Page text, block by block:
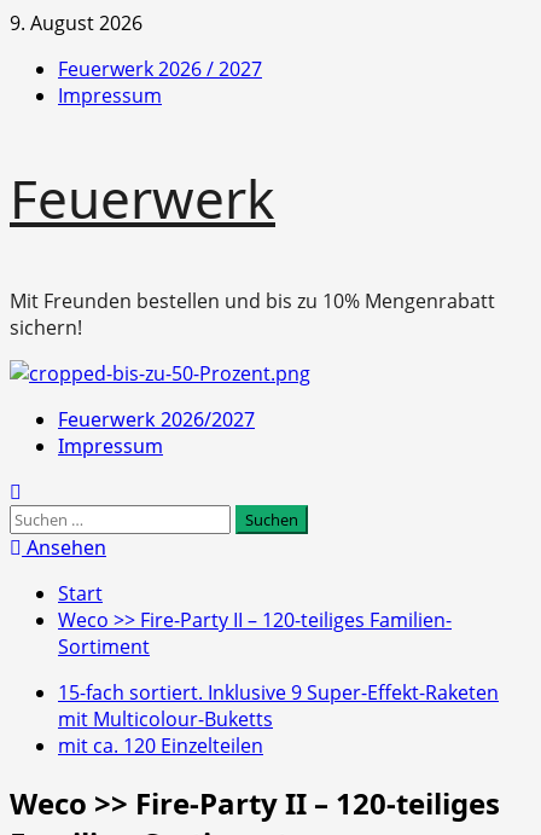
Zum
springen
9. August 2026
Feuerwerk 2026 / 2027
Impressum
Feuerwerk
Mit Freunden bestellen und bis zu 10% Mengenrabatt
sichern!
Primäres
Menü
Feuerwerk 2026/2027
Impressum
Suchen
nach:
Ansehen
Start
Weco >> Fire-Party II – 120-teiliges Familien-
Sortiment
15-fach sortiert. Inklusive 9 Super-Effekt-Raketen
mit Multicolour-Buketts
mit ca. 120 Einzelteilen
Weco >> Fire-Party II – 120-teiliges